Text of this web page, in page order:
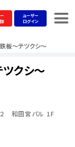
ユーザー
ログイン
板～テツクシ～
クシ～
２ 和田宮パル 1F